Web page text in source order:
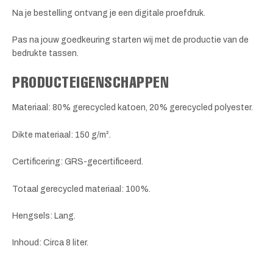
Na je bestelling ontvang je een digitale proefdruk.
Pas na jouw goedkeuring starten wij met de productie van de
bedrukte tassen.
PRODUCTEIGENSCHAPPEN
Materiaal: 80% gerecycled katoen, 20% gerecycled polyester.
Dikte materiaal: 150 g/m².
Certificering: GRS-gecertificeerd.
Totaal gerecycled materiaal: 100%.
Hengsels: Lang.
Inhoud: Circa 8 liter.